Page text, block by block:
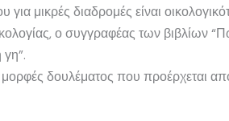
για μικρές διαδρομές είναι
ο συγγραφέας των βιβλίων
δουλέματος που προέρχεται